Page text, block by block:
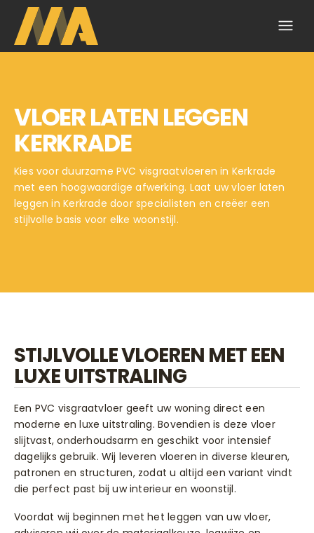
VLOER LATEN LEGGEN
KERKRADE
Kies voor duurzame PVC visgraatvloeren in Kerkrade
met een hoogwaardige afwerking. Laat uw vloer laten
leggen in Kerkrade door specialisten en creëer een
stijlvolle basis voor elke woonstijl.
STIJLVOLLE VLOEREN MET EEN
LUXE UITSTRALING
Een PVC visgraatvloer geeft uw woning direct een
moderne en luxe uitstraling. Bovendien is deze vloer
slijtvast, onderhoudsarm en geschikt voor intensief
dagelijks gebruik. Wij leveren vloeren in diverse kleuren,
patronen en structuren, zodat u altijd een variant vindt
die perfect past bij uw interieur en woonstijl.
Voordat wij beginnen met het leggen van uw vloer,